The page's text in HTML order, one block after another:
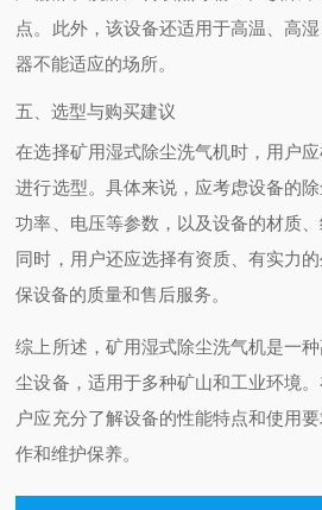
点。此外，该设备还适用于高温、高
器不能适应的场所。
五、选型与购买建议
在选择矿用湿式除尘洗气机时，用户
进行选型。具体来说，应考虑设备的
功率、电压等参数，以及设备的材质、
同时，用户还应选择有资质、有实力
保设备的质量和售后服务。
综上所述，矿用湿式除尘洗气机是一
尘设备，适用于多种矿山和工业环境
户应充分了解设备的性能特点和使用
作和维护保养。